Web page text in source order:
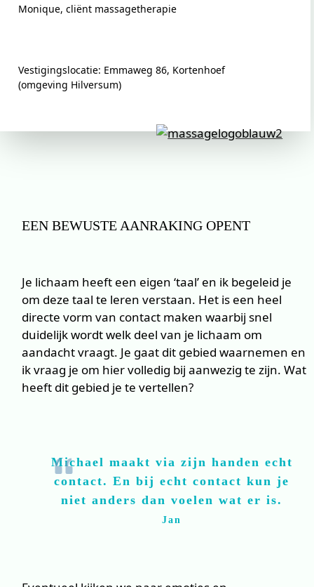
Monique, cliënt massagetherapie
Vestigingslocatie: Emmaweg 86, Kortenhoef
(omgeving Hilversum)
EEN BEWUSTE AANRAKING OPENT
Je lichaam heeft een eigen ‘taal’ en ik begeleid je
om deze taal te leren verstaan. Het is een heel
directe vorm van contact maken waarbij snel
duidelijk wordt welk deel van je lichaam om
aandacht vraagt. Je gaat dit gebied waarnemen en
ik vraag je om hier volledig bij aanwezig te zijn. Wat
heeft dit gebied je te vertellen?
Michael maakt via zijn handen echt
contact. En bij echt contact kun je
niet anders dan voelen wat er is.
Jan